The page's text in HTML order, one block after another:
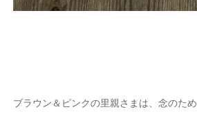
ブラウン＆ピンクの里親さまは、念のため